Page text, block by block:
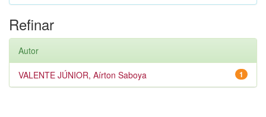
Refinar
Autor
1
VALENTE JÚNIOR, Aírton Saboya